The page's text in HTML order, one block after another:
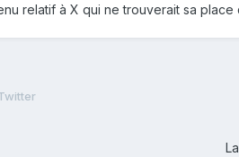
relatif à X qui ne trouverait sa